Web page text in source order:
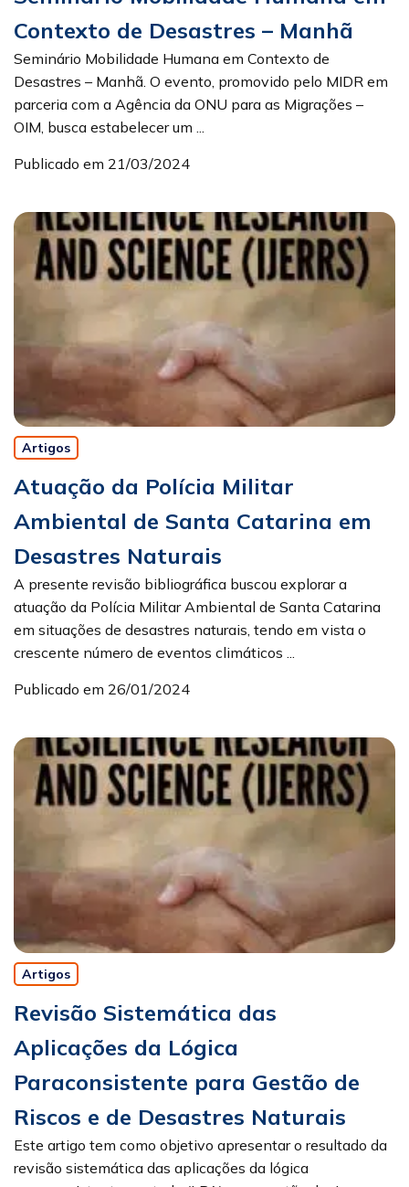
Contexto de Desastres – Manhã
Seminário Mobilidade Humana em Contexto de
Desastres – Manhã. O evento, promovido pelo MIDR em
parceria com a Agência da ONU para as Migrações –
OIM, busca estabelecer um ...
Publicado em 21/03/2024
Artigos
Atuação da Polícia Militar
Ambiental de Santa Catarina em
Desastres Naturais
A presente revisão bibliográfica buscou explorar a
atuação da Polícia Militar Ambiental de Santa Catarina
em situações de desastres naturais, tendo em vista o
crescente número de eventos climáticos ...
Publicado em 26/01/2024
Artigos
Revisão Sistemática das
Aplicações da Lógica
Paraconsistente para Gestão de
Riscos e de Desastres Naturais
Este artigo tem como objetivo apresentar o resultado da
revisão sistemática das aplicações da lógica